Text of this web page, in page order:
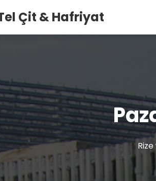
Çit & Hafriyat